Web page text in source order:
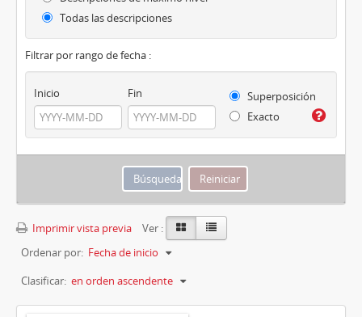
Todas las descripciones
Filtrar por rango de fecha :
Inicio Fin
Superposición
Exacto
Imprimir vista previa
Ver :
Ordenar por: Fecha de inicio
Clasificar: en orden ascendente